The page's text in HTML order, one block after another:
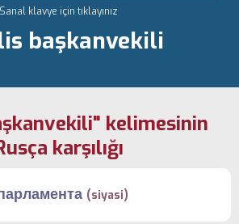
Sanal klavye için tıklayınız
başkanvekili
kelimesinin
karşılığı
(siyasi)